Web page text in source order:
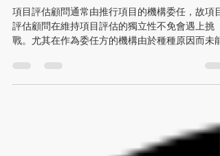
2021年10月15日 讀畢需時 2 分鐘
項目評估顧問和機構的關係
項目評估顧問通常由推行項目的機構委任，故項目
評估顧問在維持項目評估的獨立性不免會遇上挑
能期望顧問就有關數據作有利於機構的解讀，由於
利益關係，最終顧問的結論只能是：項目大致達到